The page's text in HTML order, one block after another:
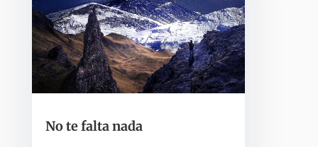
No te falta nada